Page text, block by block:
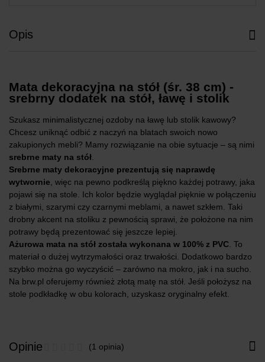
Opis
Mata dekoracyjna na stół (śr. 38 cm) -
srebrny dodatek na stół, ławę i stolik
Szukasz minimalistycznej ozdoby na ławę lub stolik kawowy?
Chcesz uniknąć odbić z naczyń na blatach swoich nowo
zakupionych mebli? Mamy rozwiązanie na obie sytuacje – są nimi
srebrne maty na stół
Srebrne maty dekoracyjne prezentują się naprawdę
wytwornie , więc na pewno podkreślą piękno każdej potrawy, jaka
pojawi się na stole. Ich kolor będzie wyglądał pięknie w połączeniu
z białymi, szarymi czy czarnymi meblami, a nawet szkłem. Taki
drobny akcent na stoliku z pewnością sprawi, że położone na nim
potrawy będą prezentować się jeszcze lepiej.
Ażurowa mata na stół została wykonana w 100% z PVC . To
materiał o dużej wytrzymałości oraz trwałości. Dodatkowo bardzo
szybko można go wyczyścić – zarówno na mokro, jak i na sucho.
Na brw.pl oferujemy również złotą matę na stół. Jeśli położysz na
stole podkładkę w obu kolorach, uzyskasz oryginalny efekt.
Opinie (1 opinia)